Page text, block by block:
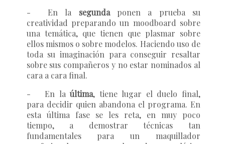
-
En la segunda ponen a prueba su
creatividad preparando un moodboard sobre
una temática, que tienen que plasmar sobre
ellos mismos o sobre modelos. Haciendo uso de
toda su imaginación para conseguir resaltar
sobre sus compañeros y no estar nominados al
cara a cara final.
-
En laúltima, tiene lugar el duelo final,
para decidir quien abandona el programa. En
esta última fase se les reta, en muy poco
tiempo, a demostrar técnicas tan
fundamentales para un maquillador